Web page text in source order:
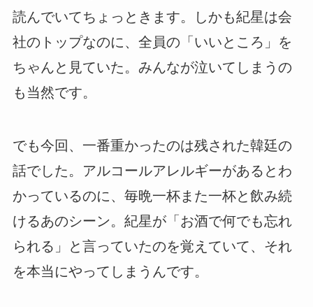
読んでいてちょっときます。しかも紀星は会
社のトップなのに、全員の「いいところ」を
ちゃんと見ていた。みんなが泣いてしまうの
も当然です。
でも今回、一番重かったのは残された韓廷の
話でした。アルコールアレルギーがあるとわ
かっているのに、毎晩一杯また一杯と飲み続
けるあのシーン。紀星が「お酒で何でも忘れ
られる」と言っていたのを覚えていて、それ
を本当にやってしまうんです。